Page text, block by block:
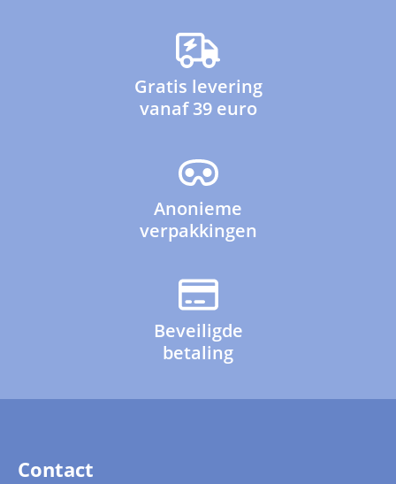
Gratis levering
vanaf 39 euro
Anonieme
verpakkingen
Beveiligde
betaling
Contact